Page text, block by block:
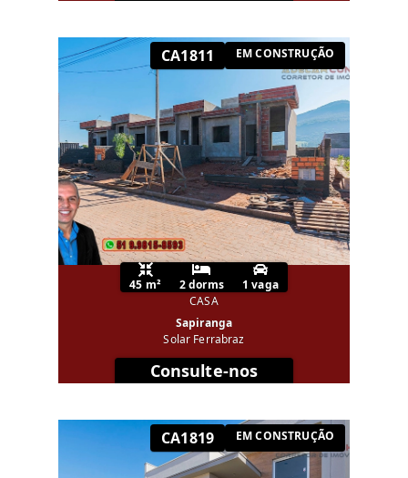
CA1811 EM CONSTRUÇÃO
45 m² 2 dorms
1 vaga
CASA
Sapiranga
Solar Ferrabraz
Consulte-nos
CA1819 EM CONSTRUÇÃO